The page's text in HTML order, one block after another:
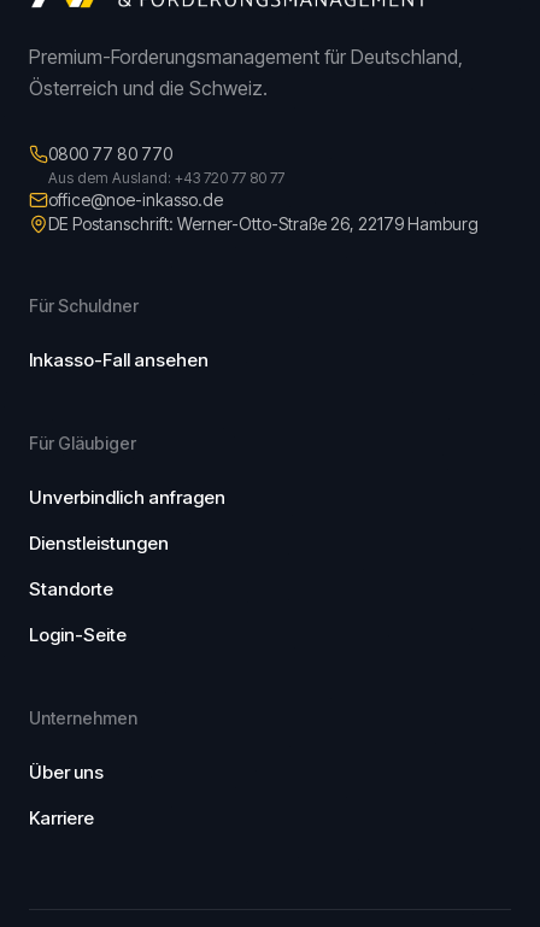
Premium-Forderungsmanagement für Deutschland,
Österreich und die Schweiz.
0800 77 80 770
Aus dem Ausland: +43 720 77 80 77
office@noe-inkasso.de
DE Postanschrift: Werner-Otto-Straße 26, 22179 Hamburg
Für Schuldner
Inkasso-Fall ansehen
Für Gläubiger
Unverbindlich anfragen
Dienstleistungen
Standorte
Login-Seite
Unternehmen
Über uns
Karriere